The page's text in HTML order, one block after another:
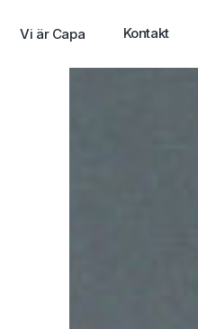
Vi är Capa Kontakt